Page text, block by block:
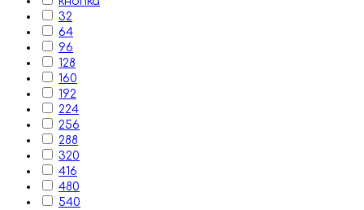
32
64
96
128
160
192
224
256
288
320
416
480
540